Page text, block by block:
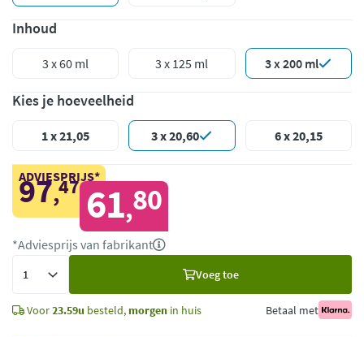
Inhoud
3 x 60 ml 3 x 125 ml 3 x 200 ml
Kies je hoeveelheid
1 x 21,05 3 x 20,60 6 x 20,15
ADVIESPRIJS*
97,47 61,80
*Adviesprijs van fabrikant
Voeg toe
Voor23.59u besteld, morgen in huis Betaal met